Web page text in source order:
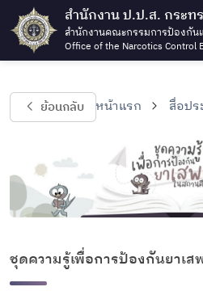
สำนักงาน ป.ป.ส. กระท
สำนักงานคณะกรรมการป้องกัน
Office of the Narcotics Control
ย้อนกลับ หน้าแรก สื่อป
ชุดความรู้เพื่อการป้องกันยาเ